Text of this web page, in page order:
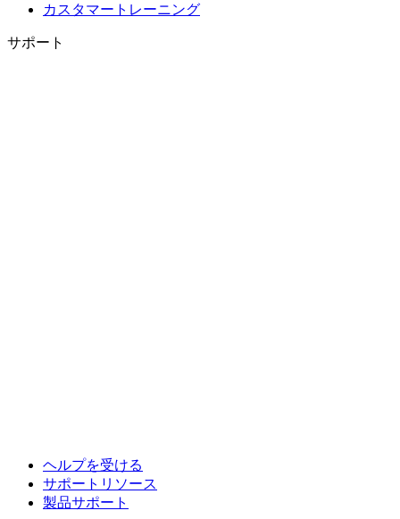
カスタマートレーニング
サポート
ヘルプを受ける
サポートリソース
製品サポート